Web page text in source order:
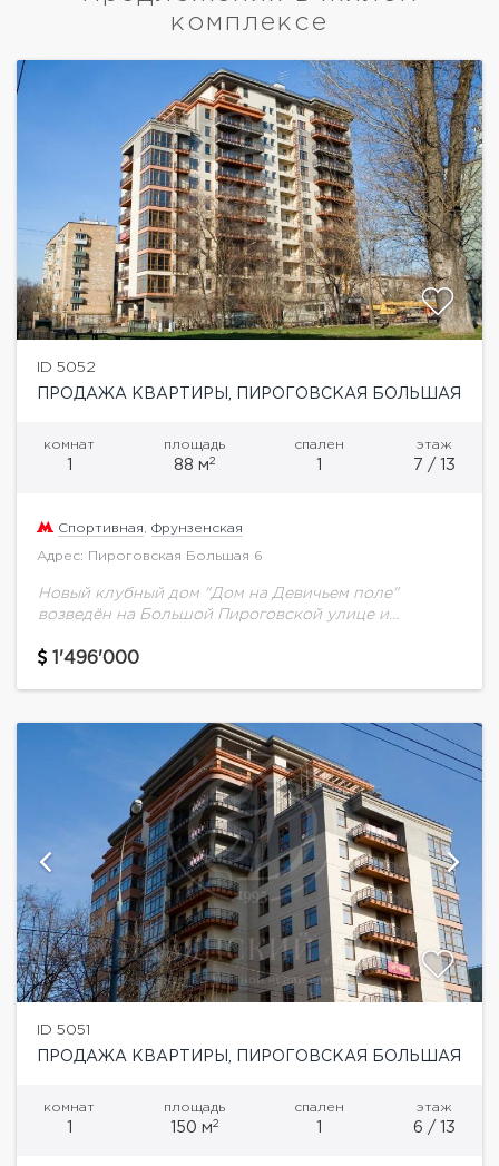
комплексе
ID 5052
ПРОДАЖА КВАРТИРЫ, ПИРОГОВСКАЯ БОЛЬШАЯ
комнат
1
площадь
88 м2
спален
1
этаж
7 / 13
Спортивная Фрунзенская
Адрес: Пироговская Большая 6
Новый клубный дом "Дом на Девичьем поле"
возведён на Большой Пироговской улице и
монолитно-кирпичный дом на 48 квартир
1'496'000
ID 5051
ПРОДАЖА КВАРТИРЫ, ПИРОГОВСКАЯ БОЛЬШАЯ
комнат
1
площадь
150 м2
спален
1
этаж
6 / 13